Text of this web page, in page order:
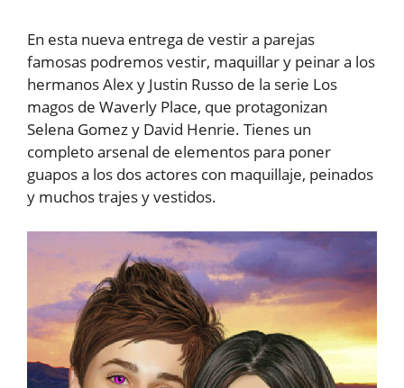
En esta nueva entrega de vestir a parejas
famosas podremos vestir, maquillar y peinar a los
hermanos Alex y Justin Russo de la serie Los
magos de Waverly Place, que protagonizan
Selena Gomez y David Henrie. Tienes un
completo arsenal de elementos para poner
guapos a los dos actores con maquillaje, peinados
y muchos trajes y vestidos.